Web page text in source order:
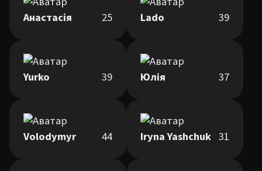
Анастасія 25 Lado 39
Yurko 39 Юлія 37
Volodymyr 44 Iryna Yashchuk 31